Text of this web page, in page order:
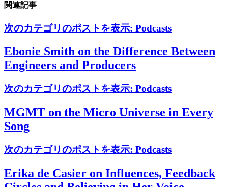
関連記事
次のカテゴリのポストを表示: Podcasts
Ebonie Smith on the Difference Between
Engineers and Producers
次のカテゴリのポストを表示: Podcasts
MGMT on the Micro Universe in Every
Song
次のカテゴリのポストを表示: Podcasts
Erika de Casier on Influences, Feedback